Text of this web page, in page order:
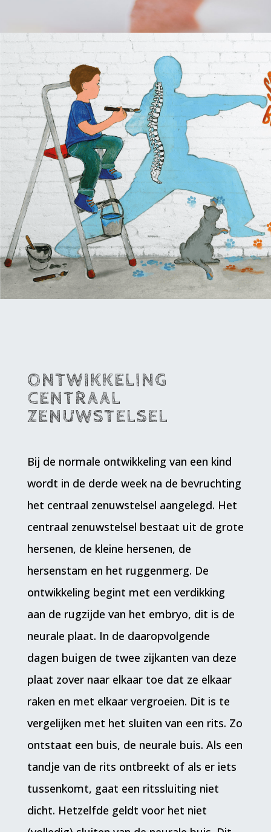
ONTWIKKELING
CENTRAAL
ZENUWSTELSEL
Bij de normale ontwikkeling van een kind
wordt in de derde week na de bevruchting
het centraal zenuwstelsel aangelegd. Het
centraal zenuwstelsel bestaat uit de grote
hersenen, de kleine hersenen, de
hersenstam en het ruggenmerg. De
ontwikkeling begint met een verdikking
aan de rugzijde van het embryo, dit is de
neurale plaat. In de daaropvolgende
dagen buigen de twee zijkanten van deze
plaat zover naar elkaar toe dat ze elkaar
raken en met elkaar vergroeien. Dit is te
vergelijken met het sluiten van een rits. Zo
ontstaat een buis, de neurale buis. Als een
tandje van de rits ontbreekt of als er iets
tussenkomt, gaat een ritssluiting niet
dicht. Hetzelfde geldt voor het niet